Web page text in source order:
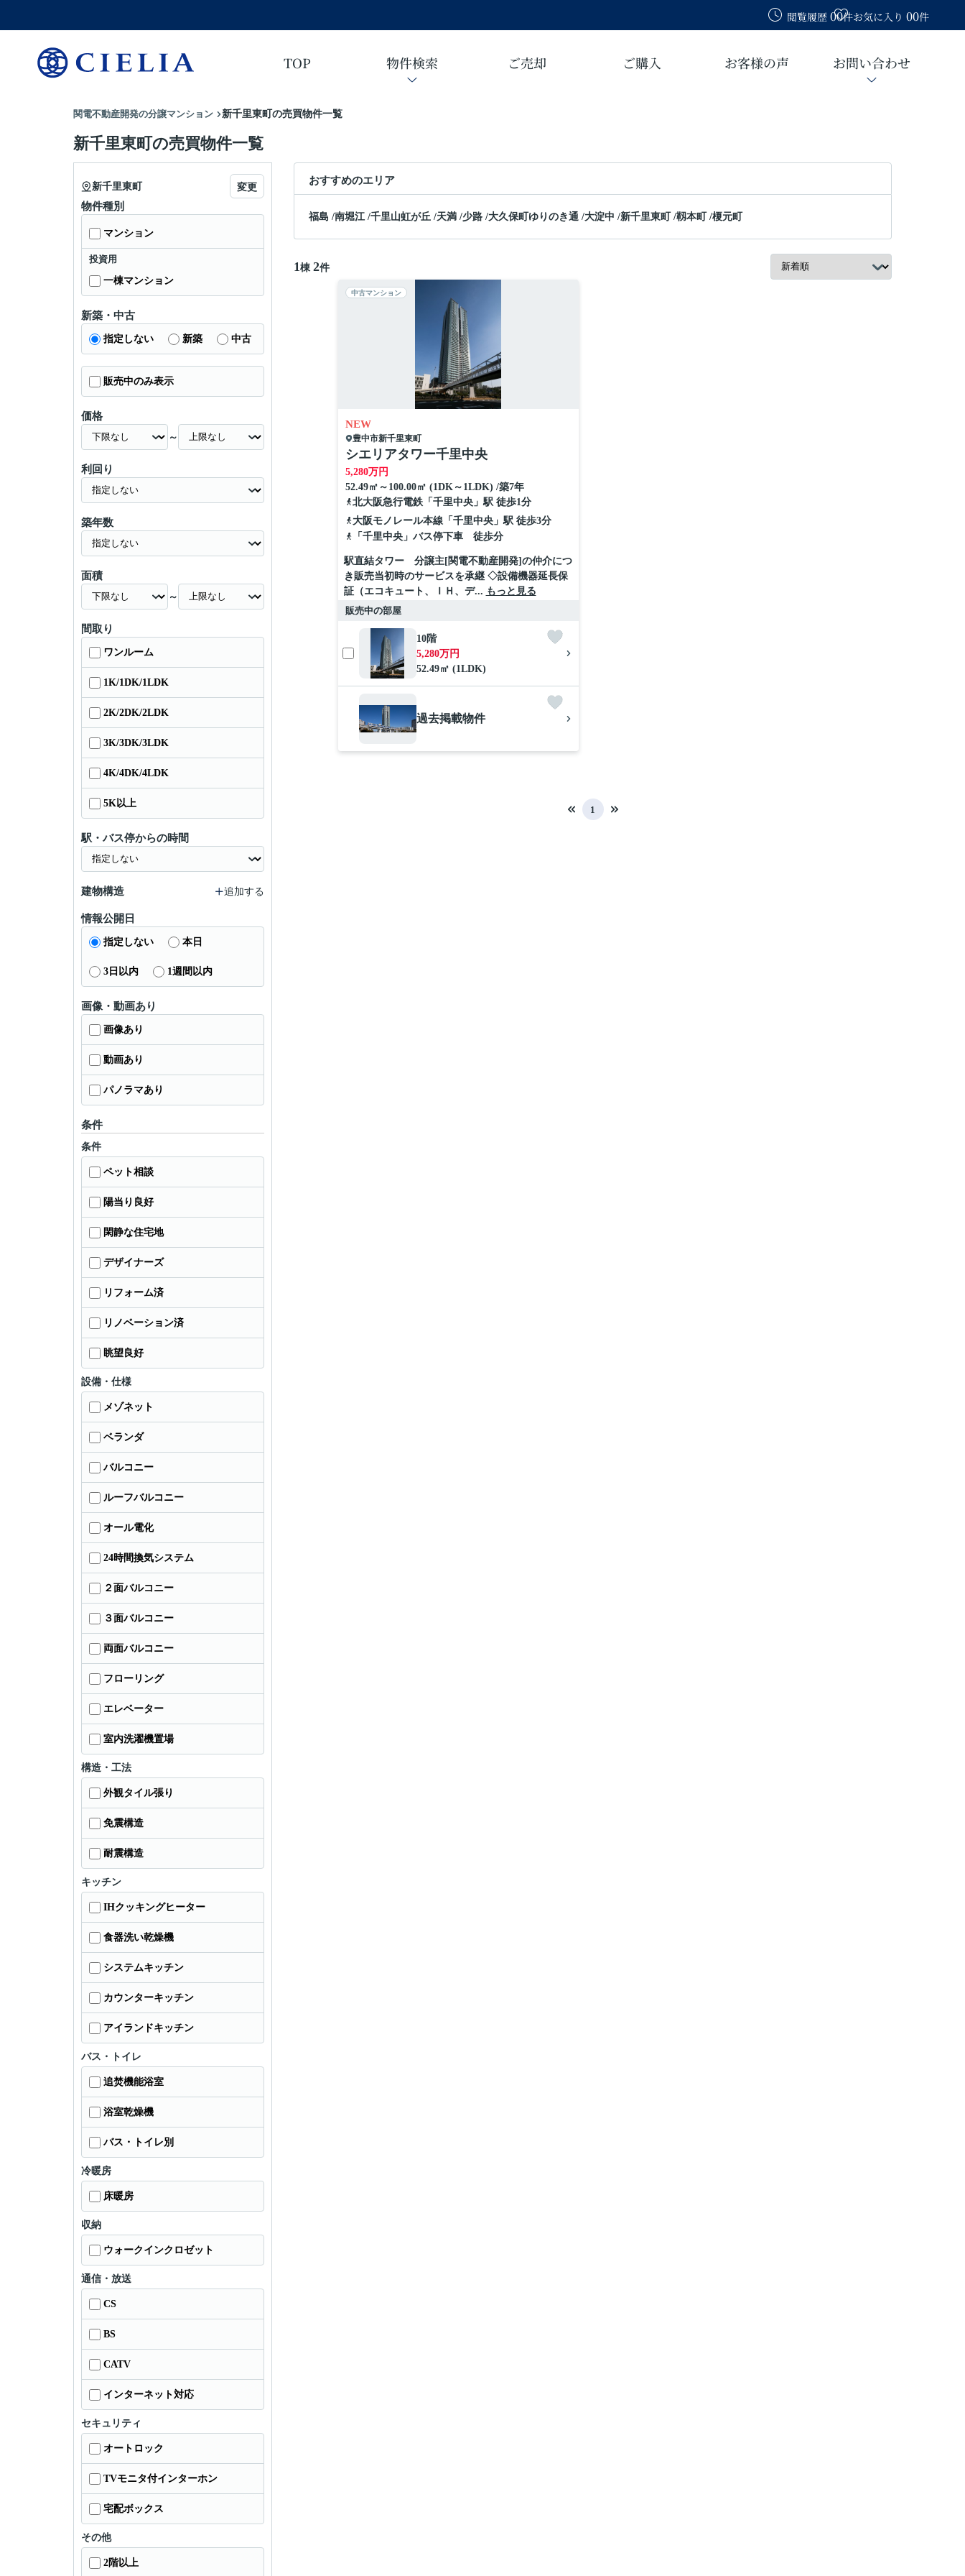
閲覧履歴 00件お気に入り 00件
TOP 物件検索 ご売却 ご購入 お客様の声 お問い合わせ
関電不動産開発の分譲マンション 新千里東町の売買物件一覧
新千里東町の売買物件一覧
おすすめのエリア
福島 /南堀江/千里山虹が丘 /天満 /少路 /大久保町ゆりのき通 /大淀中 /新千里東町 /靱本町 /榎元町
1 棟 2件
中古マンション
NEW
豊中市新千里東町
シエリアタワー千里中央
5,280万円
52.49㎡～100.00㎡ (1DK～1LDK) /築7年
北大阪急行電鉄「 千里中央」駅 徒歩1分
大阪モノレール本線「 千里中央」駅 徒歩3分
「千里中央」バス停下車 徒歩分
駅直結タワー 分譲主[関電不動産開発]の仲介につ
き販売当初時のサービスを承継 ◇設備機器延長保
証（エコキュート、ＩＨ、デ... もっと見る
販売中の部屋
10階
5,280万円
52.49㎡ (1LDK)
過去掲載物件
1
新千里東町 変更
物件種別
マンション
投資用
一棟マンション
新築・中古
指定しない 新築 中古
販売中のみ表示
価格
～
利回り
築年数
面積
～
間取り
ワンルーム
1K/1DK/1LDK
2K/2DK/2LDK
3K/3DK/3LDK
4K/4DK/4LDK
5K以上
駅・バス停からの時間
建物構造 追加する
情報公開日
指定しない 本日
3日以内 1週間以内
画像・動画あり
画像あり
動画あり
パノラマあり
条件
条件
ペット相談
陽当り良好
閑静な住宅地
デザイナーズ
リフォーム済
リノベーション済
眺望良好
設備・仕様
メゾネット
ベランダ
バルコニー
ルーフバルコニー
オール電化
24時間換気システム
２面バルコニー
３面バルコニー
両面バルコニー
フローリング
エレベーター
室内洗濯機置場
構造・工法
外観タイル張り
免震構造
耐震構造
キッチン
IHクッキングヒーター
食器洗い乾燥機
システムキッチン
カウンターキッチン
アイランドキッチン
バス・トイレ
追焚機能浴室
浴室乾燥機
バス・トイレ別
冷暖房
床暖房
収納
ウォークインクロゼット
通信・放送
CS
BS
CATV
インターネット対応
セキュリティ
オートロック
TVモニタ付インターホン
宅配ボックス
その他
2階以上